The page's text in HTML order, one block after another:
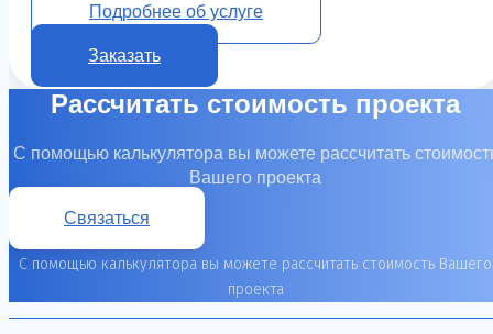
Подробнее об услуге
Заказать
Рассчитать стоимость проекта
С помощью калькулятора вы можете рассчитать
Вашего проекта
Связаться
С помощью калькулятора вы можете рассчитать стоимость Вашего
проекта